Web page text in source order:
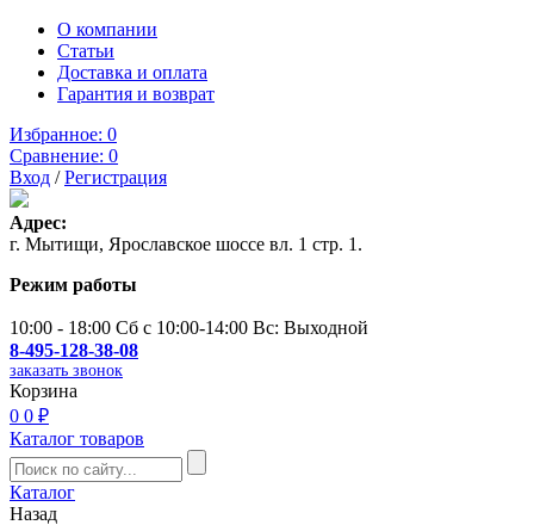
О компании
Статьи
Доставка и оплата
Гарантия и возврат
Избранное: 0
Сравнение: 0
Вход /Регистрация
Адрес:
г. Мытищи, Ярославское шоссе вл. 1 стр. 1.
Режим работы
10:00 - 18:00 Сб с 10:00-14:00 Вс: Выходной
8-495-128-38-08
заказать звонок
Корзина
0 0 ₽
Каталог товаров
Каталог
Назад